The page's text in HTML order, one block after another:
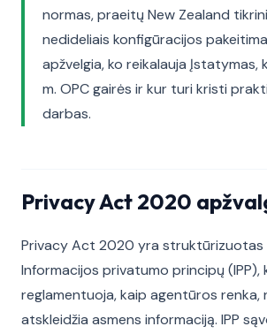
normas, praeitų New Zealand
nedideliais konfigūracijos
apžvelgia, ko reikalauja Įstatymas,
m. OPC gairės ir kur turi kristi
darbas.
Privacy Act 2020
Privacy Act 2020 yra struktūrizuotas
Informacijos privatumo principų (IPP),
reglamentuoja, kaip agentūros renka,
atskleidžia asmens informaciją. IPP